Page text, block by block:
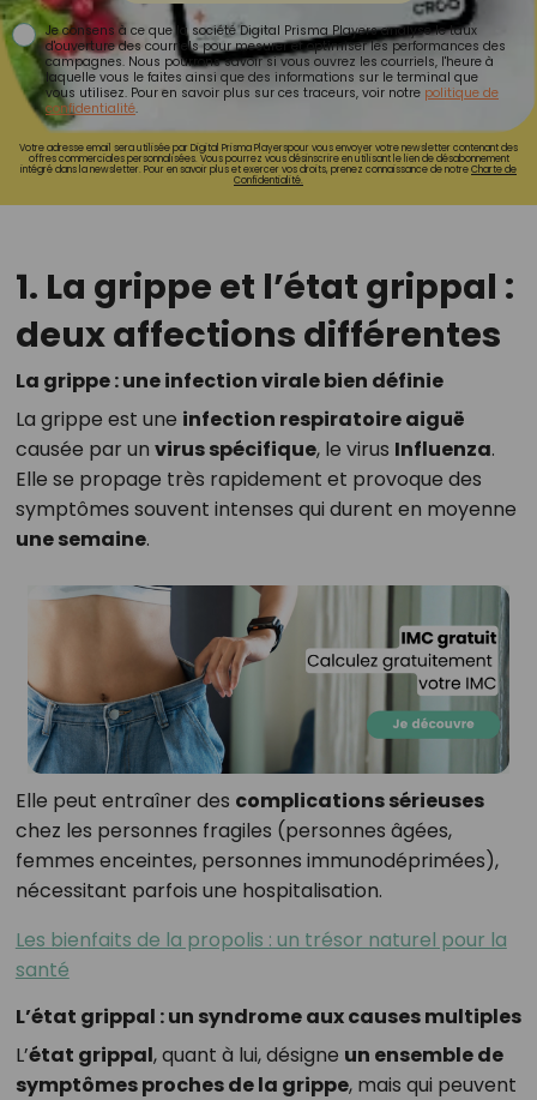
Je consens à ce que la société Digital Prisma Players analyse le taux
d'ouverture des courriels pour mesurer et optimiser les performances des
campagnes. Nous pourrons savoir si vous ouvrez les courriels, l'heure à
laquelle vous le faites ainsi que des informations sur le terminal que
vous utilisez. Pour en savoir plus sur ces traceurs, voir notre politique de
confidentialité.
Votre adresse email sera utilisée par Digital Prisma Playerspour vous envoyer votre newsletter contenant des
offres commerciales personnalisées. Vous pourrez vous désinscrire en utilisant le lien de désabonnement
intégré dans la newsletter. Pour en savoir plus et exercer vos droits, prenez connaissance de notreCharte de
Confidentialité.
1. La grippe et l’état grippal :
deux affections différentes
La grippe : une infection virale bien définie
La grippe est une infection respiratoire aiguë
causée par un virus spécifique, le virus Influenza.
Elle se propage très rapidement et provoque des
symptômes souvent intenses qui durent en moyenne
une semaine.
Elle peut entraîner des complications sérieuses
chez les personnes fragiles (personnes âgées,
femmes enceintes, personnes immunodéprimées),
nécessitant parfois une hospitalisation.
Les bienfaits de la propolis : un trésor naturel pour la
santé
L’état grippal : un syndrome aux causes multiples
L’état grippal, quant à lui, désigne un ensemble de
symptômes proches de la grippe, mais qui peuvent